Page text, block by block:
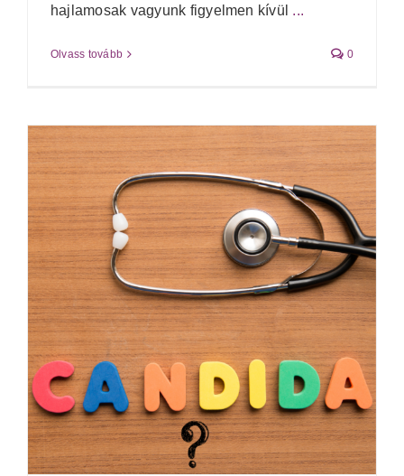
hajlamosak vagyunk figyelmen kívül ...
Olvass tovább 0